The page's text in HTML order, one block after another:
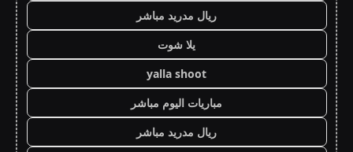
ريال مدريد مباشر
يلا شوت
yalla shoot
مباريات اليوم مباشر
ريال مدريد مباشر